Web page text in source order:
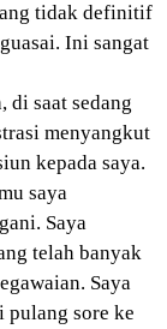
tidak definitif
Ini sangat
di saat sedang
menyangkut
kepada saya.
saya
Saya
telah banyak
Saya
pulang sore ke